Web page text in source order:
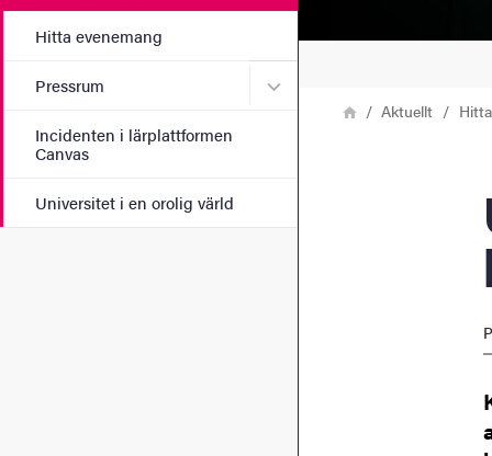
Hitta evenemang
Pressrum Undermeny för Pressrum
Incidenten i lärplattformen
Canvas
Universitet i en orolig värld
LänkstigHemAktuellt